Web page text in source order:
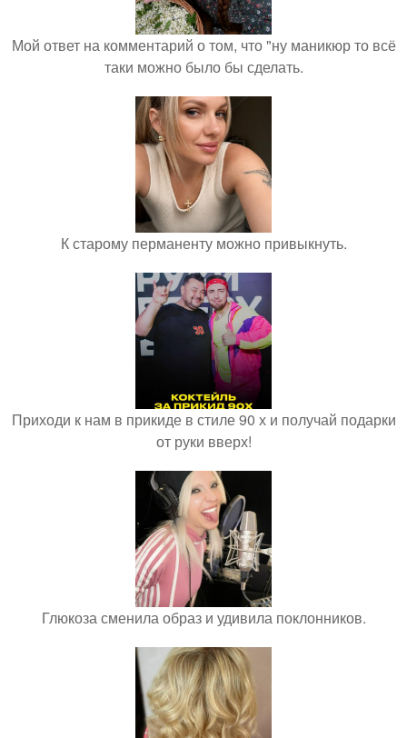
Мой ответ на комментарий о том, что "ну маникюр то всё
таки можно было бы сделать.
К старому перманенту можно привыкнуть.
Приходи к нам в прикиде в стиле 90 х и получай подарки
от руки вверх!
Глюкоза сменила образ и удивила поклонников.